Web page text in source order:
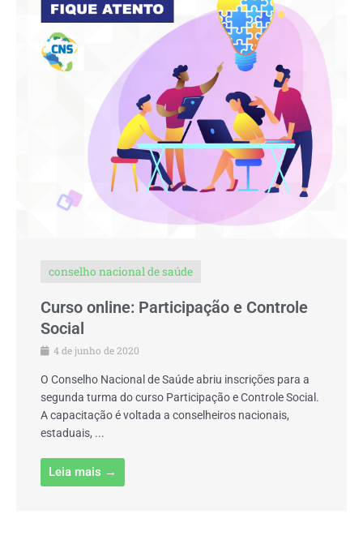
conselho nacional de saúde
Curso online: Participação e Controle
Social
4 de junho de 2020
O Conselho Nacional de Saúde abriu inscrições para a
segunda turma do curso Participação e Controle Social.
A capacitação é voltada a conselheiros nacionais,
estaduais, ...
Leia mais →